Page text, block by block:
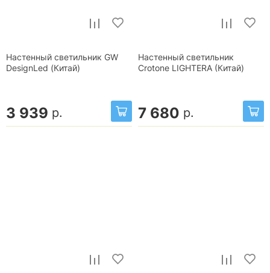
Настенный светильник GW
DesignLed (Китай)
3 939 р.
Настенный светильник
Crotone LIGHTERA (Китай)
7 680 р.